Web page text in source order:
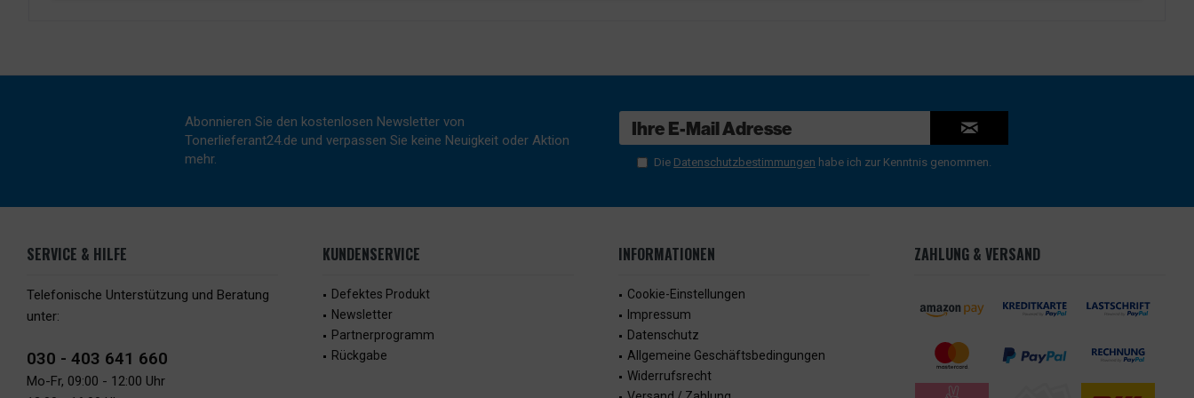
Abonnieren Sie den kostenlosen Newsletter von
Tonerlieferant24.de und verpassen Sie keine Neuigkeit oder Aktion
mehr.
Die Datenschutzbestimmungen habe ich zur Kenntnis genommen.
SERVICE & HILFE
Telefonische Unterstützung und Beratung
unter:
030 - 403 641 660
Mo-Fr, 09:00 - 12:00 Uhr
KUNDENSERVICE
Defektes Produkt
Newsletter
Partnerprogramm
Rückgabe
INFORMATIONEN
Cookie-Einstellungen
Impressum
Datenschutz
Allgemeine Geschäftsbedingungen
Widerrufsrecht
ZAHLUNG & VERSAND